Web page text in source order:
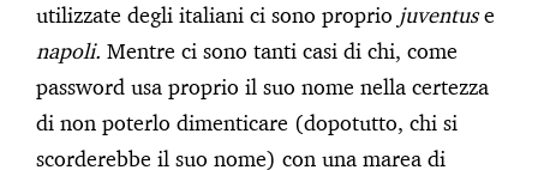
utilizzate degli italiani ci sono proprio juventuse
napoli. Mentre ci sono tanti casi di chi, come
password usa proprio il suo nome nella certezza
di non poterlo dimenticare (dopotutto, chi si
scorderebbe il suo nome) con una marea di